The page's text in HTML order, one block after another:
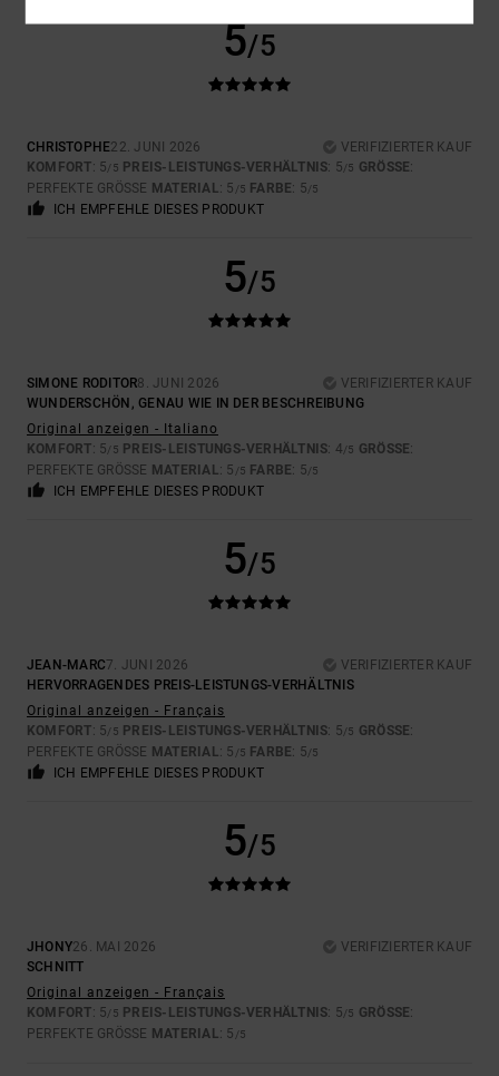
5/5
CHRISTOPHE22. JUNI 2026
VERIFIZIERTER KAUF
KOMFORT: 5/5 PREIS-LEISTUNGS-VERHÄLTNIS: 5/5 GRÖSSE :
PERFEKTE GRÖSSE MATERIAL: 5 /5 FARBE: 5/5
ICH EMPFEHLE DIESES PRODUKT
5/5
SIMONE RODITOR8. JUNI 2026
VERIFIZIERTER KAUF
WUNDERSCHÖN, GENAU WIE IN DER BESCHREIBUNG
Original anzeigen - Italiano
KOMFORT: 5/5 PREIS-LEISTUNGS-VERHÄLTNIS: 4/5 GRÖSSE :
PERFEKTE GRÖSSE MATERIAL: 5 /5 FARBE: 5/5
ICH EMPFEHLE DIESES PRODUKT
5/5
JEAN-MARC7. JUNI 2026
VERIFIZIERTER KAUF
HERVORRAGENDES PREIS-LEISTUNGS-VERHÄLTNIS
Original anzeigen - Français
KOMFORT: 5/5 PREIS-LEISTUNGS-VERHÄLTNIS: 5/5 GRÖSSE :
PERFEKTE GRÖSSE MATERIAL: 5 /5 FARBE: 5/5
ICH EMPFEHLE DIESES PRODUKT
5/5
JHONY26. MAI 2026
VERIFIZIERTER KAUF
SCHNITT
Original anzeigen - Français
KOMFORT: 5/5 PREIS-LEISTUNGS-VERHÄLTNIS: 5/5 GRÖSSE :
PERFEKTE GRÖSSE MATERIAL: 5 /5